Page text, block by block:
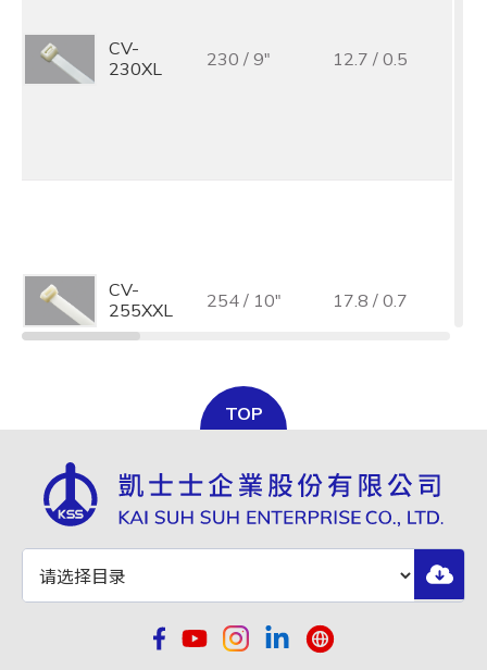
基板孔径 (mm)
CV-
230XL
230 / 9" 12.7 / 0.5
CV-
255XXL
254 / 10" 17.8 / 0.7
CV-
280XL
TOP